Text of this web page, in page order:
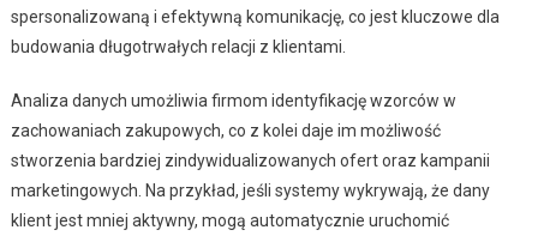
spersonalizowaną i efektywną komunikację, co jest kluczowe dla
budowania długotrwałych relacji z klientami.
Analiza danych umożliwia firmom identyfikację wzorców w
zachowaniach zakupowych, co z kolei daje im możliwość
stworzenia bardziej zindywidualizowanych ofert oraz kampanii
marketingowych. Na przykład, jeśli systemy wykrywają, że dany
klient jest mniej aktywny, mogą automatycznie uruchomić